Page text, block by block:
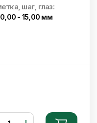
шаг, глаз:
- 15,00 мм